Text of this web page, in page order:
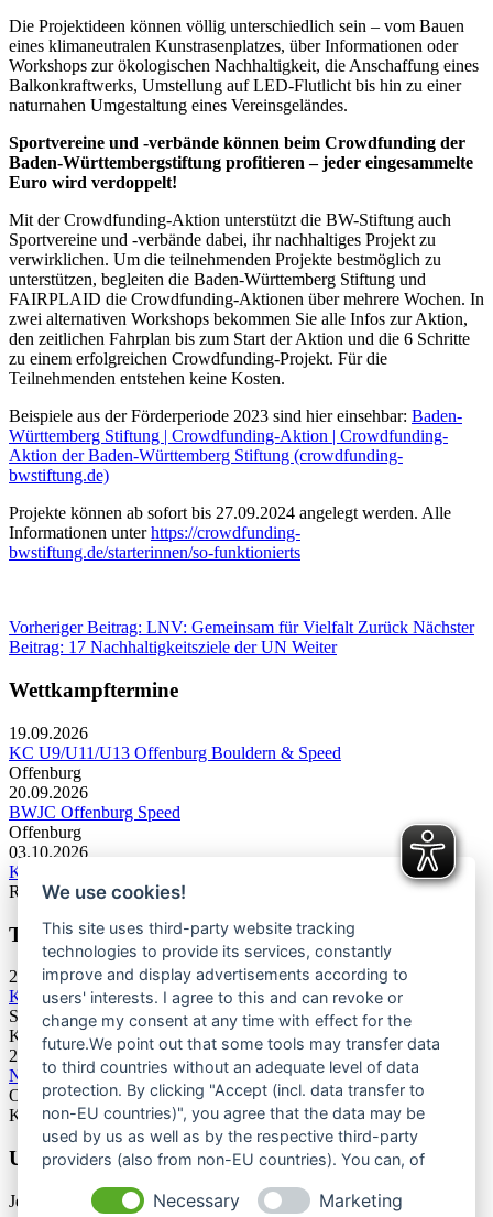
Die Projektideen können völlig unterschiedlich sein – vom Bauen
eines klimaneutralen Kunstrasenplatzes, über Informationen oder
Workshops zur ökologischen Nachhaltigkeit, die Anschaffung eines
Balkonkraftwerks, Umstellung auf LED-Flutlicht bis hin zu einer
naturnahen Umgestaltung eines Vereinsgeländes.
Sportvereine und -verbände können beim Crowdfunding der
Baden-Württembergstiftung profitieren – jeder eingesammelte
Euro wird verdoppelt!
Mit der Crowdfunding-Aktion unterstützt die BW-Stiftung auch
Sportvereine und -verbände dabei, ihr nachhaltiges Projekt zu
verwirklichen. Um die teilnehmenden Projekte bestmöglich zu
unterstützen, begleiten die Baden-Württemberg Stiftung und
FAIRPLAID die Crowdfunding-Aktionen über mehrere Wochen. In
zwei alternativen Workshops bekommen Sie alle Infos zur Aktion,
den zeitlichen Fahrplan bis zum Start der Aktion und die 6 Schritte
zu einem erfolgreichen Crowdfunding-Projekt. Für die
Teilnehmenden entstehen keine Kosten.
Beispiele aus der Förderperiode 2023 sind hier einsehbar: Baden-
Württemberg Stiftung | Crowdfunding-Aktion | Crowdfunding-
Aktion der Baden-Württemberg Stiftung (crowdfunding-
bwstiftung.de)
Projekte können ab sofort bis 27.09.2024 angelegt werden. Alle
Informationen unterhttps://crowdfunding-
bwstiftung.de/starterinnen/so-funktionierts
Vorheriger Beitrag: LNV: Gemeinsam für Vielfalt Zurück Nächster
Beitrag: 17 Nachhaltigkeitsziele der UN Weiter
Wettkampftermine
19.09.2026
KC U9/U11/U13 Offenburg Bouldern & Speed
Offenburg
20.09.2026
BWJC Offenburg Speed
Offenburg
03.10.2026
KC U13 Rottweil Toprope & Speed
Rottweil
Termine Bergsport & Naturschutz
28.11.2026
Kletterforum 2026
Stuttgart
Kategorie: Tagung
25.06.2027
Naturschutztagung 2027
Oberes Donautal, Beuron
Kategorie: Tagung
Unsere Newsletter
Jetzt unsere Newsletter entdecken
We use cookies!
This site uses third-party website tracking
technologies to provide its services, constantly
improve and display advertisements according to
users' interests. I agree to this and can revoke or
change my consent at any time with effect for the
future.We point out that some tools may transfer data
to third countries without an adequate level of data
protection. By clicking "Accept (incl. data transfer to
non-EU countries)", you agree that the data may be
used by us as well as by the respective third-party
providers (also from non-EU countries). You can, of
Necessary Marketing